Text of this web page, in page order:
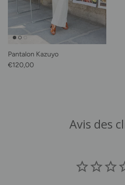
Pantalon Kazuyo
Prix habituel
€120,00
Avis des